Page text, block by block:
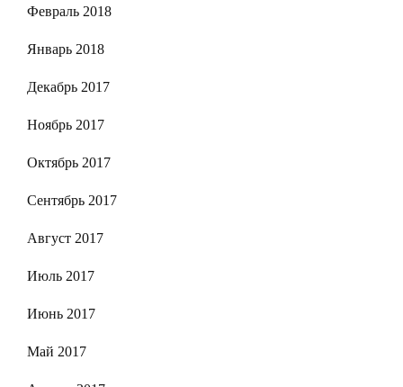
Февраль 2018
Январь 2018
Декабрь 2017
Ноябрь 2017
Октябрь 2017
Сентябрь 2017
Август 2017
Июль 2017
Июнь 2017
Май 2017